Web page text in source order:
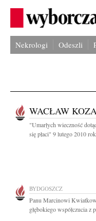
Nekrologi Odeszli
WACŁAW
"Umarłych wieczność
się płaci" 9 lutego 2010
BYDGOSZCZ
Panu Marcinowi
głębokiego współczucia